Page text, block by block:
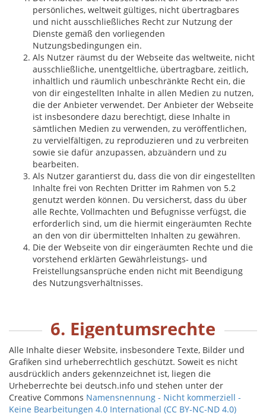
persönliches, weltweit gültiges, nicht übertragbares
und nicht ausschließliches Recht zur Nutzung der
Dienste gemäß den vorliegenden
Nutzungsbedingungen ein.
Als Nutzer räumst du der Webseite das weltweite, nicht
ausschließliche, unentgeltliche, übertragbare, zeitlich,
inhaltlich und räumlich unbeschränkte Recht ein, die
von dir eingestellten Inhalte in allen Medien zu nutzen,
die der Anbieter verwendet. Der Anbieter der Webseite
ist insbesondere dazu berechtigt, diese Inhalte in
sämtlichen Medien zu verwenden, zu veröffentlichen,
zu vervielfältigen, zu reproduzieren und zu verbreiten
sowie sie dafür anzupassen, abzuändern und zu
bearbeiten.
Als Nutzer garantierst du, dass die von dir eingestellten
Inhalte frei von Rechten Dritter im Rahmen von 5.2
genutzt werden können. Du versicherst, dass du über
alle Rechte, Vollmachten und Befugnisse verfügst, die
erforderlich sind, um die hiermit eingeräumten Rechte
an den von dir übermittelten Inhalten zu gewähren.
Die der Webseite von dir eingeräumten Rechte und die
vorstehend erklärten Gewährleistungs- und
Freistellungsansprüche enden nicht mit Beendigung
des Nutzungsverhältnisses.
6. Eigentumsrechte
Alle Inhalte dieser Website, insbesondere Texte, Bilder und
Grafiken sind urheberrechtlich geschützt. Soweit es nicht
ausdrücklich anders gekennzeichnet ist, liegen die
Urheberrechte bei deutsch.info und stehen unter der
Creative Commons Namensnennung - Nicht kommerziell -
Keine Bearbeitungen 4.0 International (CC BY-NC-ND 4.0)